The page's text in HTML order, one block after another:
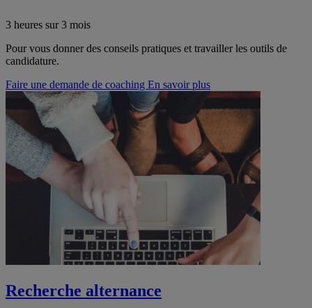
3 heures sur 3 mois
Pour vous donner des conseils pratiques et travailler les outils de
candidature.
Faire une demande de coaching En savoir plus
Recherche alternance